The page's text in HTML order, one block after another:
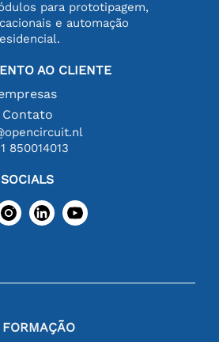
para prototipagem,
e automação
AO CLIENTE
Contato
850014013
SOCIALS